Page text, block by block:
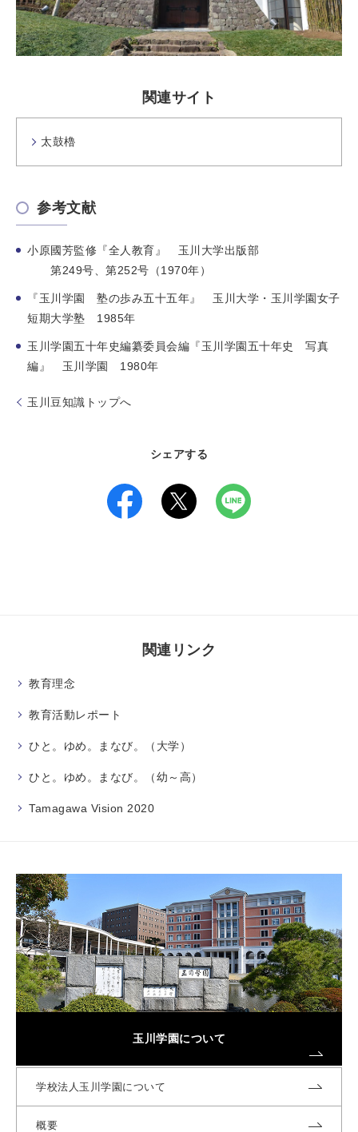
関連サイト
太鼓櫓
参考文献
小原國芳監修『全人教育』 玉川大学出版部
第249号、第252号（1970年）
『玉川学園 塾の歩み五十五年』 玉川大学・玉川学園女子
短期大学塾 1985年
玉川学園五十年史編纂委員会編『玉川学園五十年史 写真
編』 玉川学園 1980年
玉川豆知識トップへ
シェアする
関連リンク
教育理念
教育活動レポート
ひと。ゆめ。まなび。（大学）
ひと。ゆめ。まなび。（幼～高）
Tamagawa Vision 2020
玉川学園について
学校法人玉川学園について
概要